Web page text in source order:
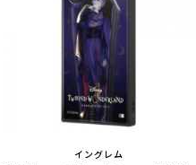
イングレム